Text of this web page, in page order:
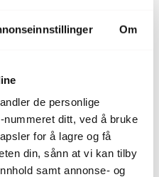
Om
de personlige
ditt, ved å bruke
for å lagre og få
din, sånn at vi kan tilby
samt annonse- og
Bestikk
salatsett 2 deler
kr 719 kr